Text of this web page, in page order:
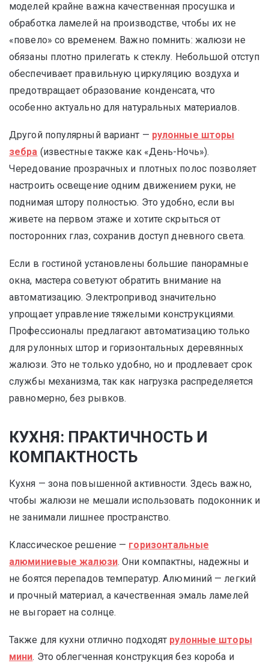
моделей крайне важна качественная просушка и
обработка ламелей на производстве, чтобы их не
«повело» со временем. Важно помнить: жалюзи не
обязаны плотно прилегать к стеклу. Небольшой отступ
обеспечивает правильную циркуляцию воздуха и
предотвращает образование конденсата, что
особенно актуально для натуральных материалов.
Другой популярный вариант — рулонные шторы
зебра (известные также как «День-Ночь»).
Чередование прозрачных и плотных полос позволяет
настроить освещение одним движением руки, не
поднимая штору полностью. Это удобно, если вы
живете на первом этаже и хотите скрыться от
посторонних глаз, сохранив доступ дневного света.
Если в гостиной установлены большие панорамные
окна, мастера советуют обратить внимание на
автоматизацию. Электропривод значительно
упрощает управление тяжелыми конструкциями.
Профессионалы предлагают автоматизацию только
для рулонных штор и горизонтальных деревянных
жалюзи. Это не только удобно, но и продлевает срок
службы механизма, так как нагрузка распределяется
равномерно, без рывков.
КУХНЯ: ПРАКТИЧНОСТЬ И
КОМПАКТНОСТЬ
Кухня — зона повышенной активности. Здесь важно,
чтобы жалюзи не мешали использовать подоконник и
не занимали лишнее пространство.
Классическое решение — горизонтальные
алюминиевые жалюзи. Они компактны, надежны и
не боятся перепадов температур. Алюминий — легкий
и прочный материал, а качественная эмаль ламелей
не выгорает на солнце.
Также для кухни отлично подходят рулонные шторы
мини. Это облегченная конструкция без короба и